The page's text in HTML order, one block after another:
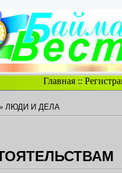
Главная::
ЛЮДИ И ДЕЛА